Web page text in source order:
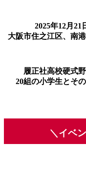
2025年12月21
大阪市住之江区、南
履正社高校硬式
20組の小学生とそ
＼イベ